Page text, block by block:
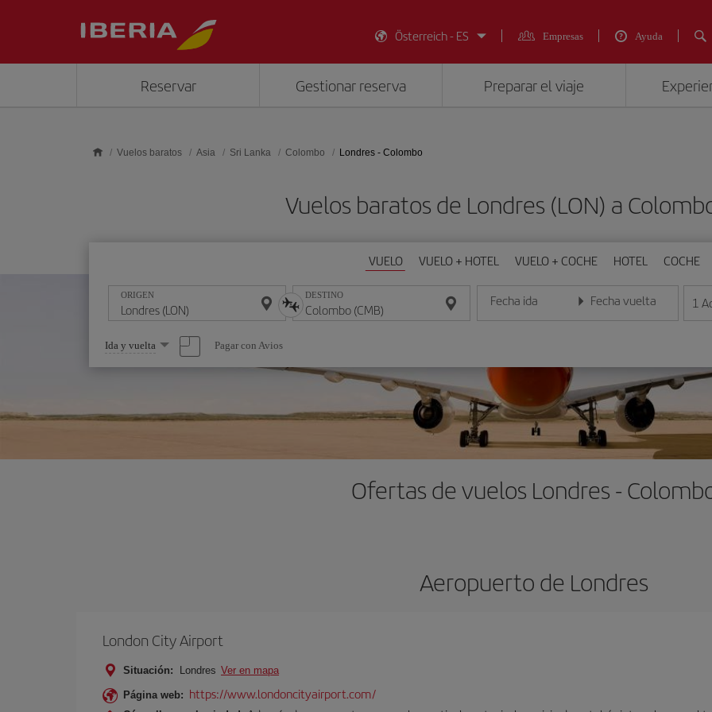
Österreich - ES
Empresas Ayuda
Reservar Gestionar reserva Preparar el viaje
Vuelos baratos Asia Sri Lanka Colombo Londres - Colombo
Vuelos baratos de Londres (LON) a
VUELO VUELO + HOTEL VUELO + COCHE HOTEL COCHE
ORIGEN DESTINO Fecha ida
Introduce la fecha en formato día/mes/año
Fecha vuelta
Introduce la fecha en 1
Seleccione
una
opción
Ida y vuelta Pagar con Avios
Ofertas de vuelos Londres -
Aeropuerto de Londres
London City Airport
Situación: Londres Ver en mapa
Página web: https://www.londoncityairport.com/